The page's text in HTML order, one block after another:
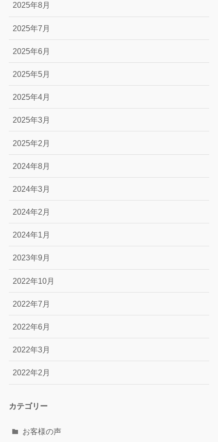
2025年8月
2025年7月
2025年6月
2025年5月
2025年4月
2025年3月
2025年2月
2024年8月
2024年3月
2024年2月
2024年1月
2023年9月
2022年10月
2022年7月
2022年6月
2022年3月
2022年2月
カテゴリー
お客様の声